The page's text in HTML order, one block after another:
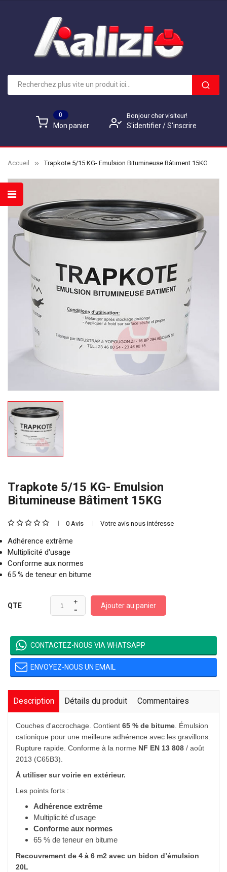
0
Mon panier
Bonjour cher visiteur!
S'identifier/ S'inscrire
Accueil Trapkote 5/15 KG- Emulsion Bitumineuse Bâtiment 15KG
Trapkote 5/15 KG- Emulsion
Bitumineuse Bâtiment 15KG
0 Avis Votre avis nous intéresse
Adhérence extrême
Multiplicité d'usage
Conforme aux normes
65 % de teneur en bitume
QTE Ajouter au panier
CONTACTEZ-NOUS VIA WHATSAPP
ENVOYEZ-NOUS UN EMAIL
Description Détails du produit Commentaires
Couches d'accrochage. Contient 65 % de bitume . Émulsion
cationique pour une meilleure adhérence avec les gravillons.
Rupture rapide. Conforme à la norme NF EN 13 808 / août
2013 (C65B3).
À utiliser sur voirie en extérieur.
Les points forts :
Adhérence extrême
Multiplicité d'usage
Conforme aux normes
65 % de teneur en bitume
Recouvrement de 4 à 6 m2 avec un bidon d’émulsion
20L